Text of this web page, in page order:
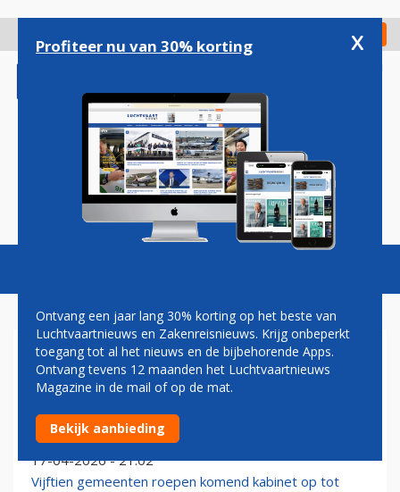
gaan
Check in
Magazine Podcasts Vacatures
GELUIDSOVERLAST
Aantal meldingen geluidsoverlast Schiphol in 2025 met
15 procent gedaald
17-04-2026 - 21:02
Vijftien gemeenten roepen komend kabinet op tot
Profiteer nu van 30% korting x
Ontvang een jaar lang 30% korting op het beste van
Luchtvaartnieuws en Zakenreisnieuws. Krijg onbeperkt
toegang tot al het nieuws en de bijbehorende Apps.
Ontvang tevens 12 maanden het Luchtvaartnieuws
Magazine in de mail of op de mat.
Bekijk aanbieding